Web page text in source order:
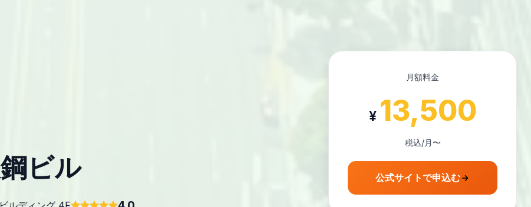
ビル
月額料金
¥ 13,500
税込/月〜
公式サイトで申込む